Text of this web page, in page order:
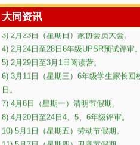
大同资讯
2) 2月20日（星期四）环保讲座。
3) 2月23日（星期日）家协会员大会。
4) 2月24日至28日6年级UPSR预试评审。
5) 2月29日至3月1日阅读营。
6) 3月11日（星期三）6年级学生家长回校
日。
7) 4月6日（星期一）清明节假期。
8) 4月20日至24日4、5、6年级评审。
10) 5月1日（星期五）劳动节假期。
11) 5月7日（星期四）卫塞节假期。